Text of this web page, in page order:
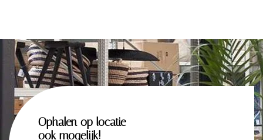
Ophalen op locatie
ook mogelijk!